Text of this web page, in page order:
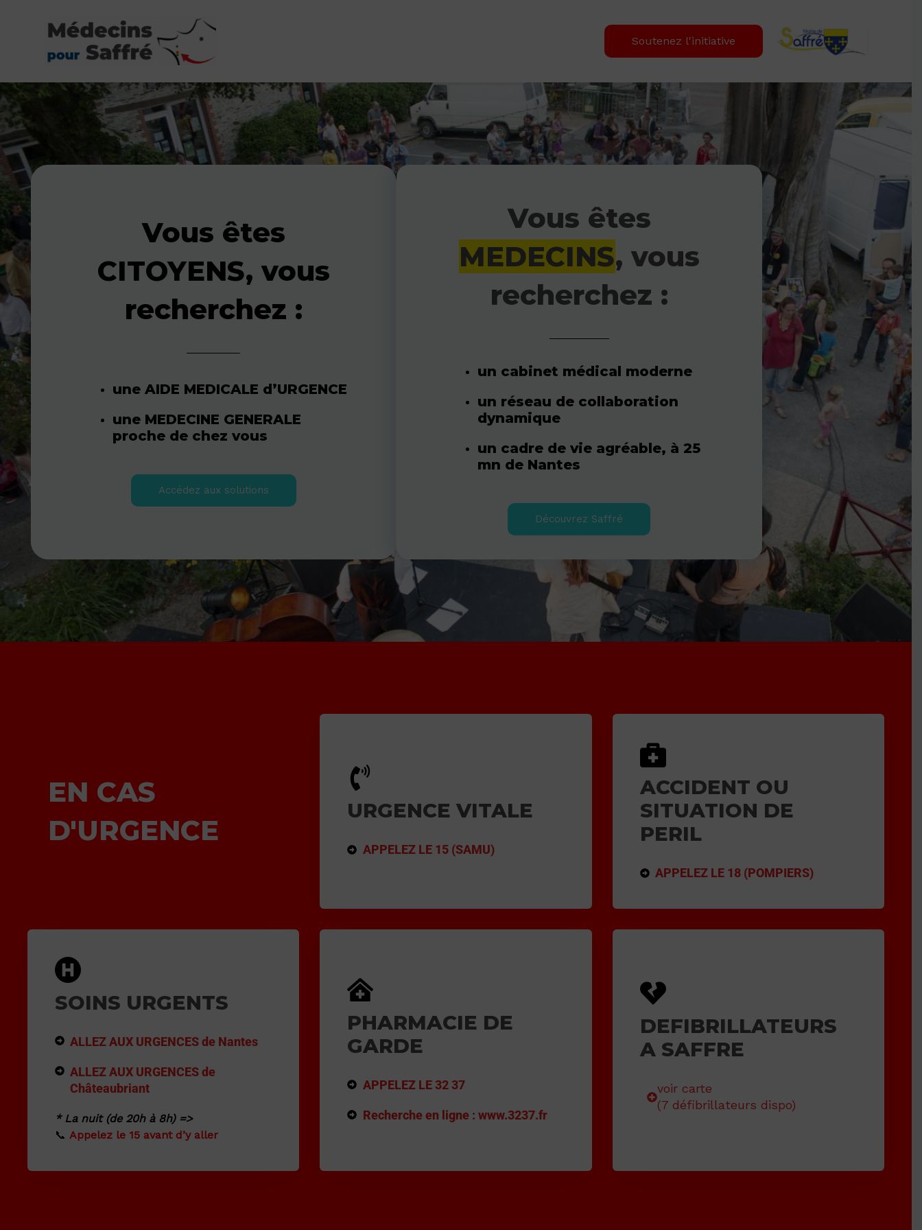
Soutenez l'initiative
Vous êtes
CITOYENS, vous
recherchez :
une AIDE MEDICALE d’URGENCE
une MEDECINE GENERALE
proche de chez vous
Accédez aux solutions
Vous êtes
MEDECINS, vous
recherchez :
un cabinet médical moderne
un réseau de collaboration
dynamique
un cadre de vie agréable, à 25
mn de Nantes
Découvrez Saffré
EN CAS
D'URGENCE
URGENCE VITALE
APPELEZ LE 15 (SAMU)
ACCIDENT OU
SITUATION DE
PERIL
APPELEZ LE 18 (POMPIERS)
SOINS URGENTS
ALLEZ AUX URGENCES de Nantes
ALLEZ AUX URGENCES de
Châteaubriant
* La nuit (de 20h à 8h) =>
📞 Appelez le 15 avant d’y aller
PHARMACIE DE
GARDE
APPELEZ LE 32 37
Recherche en ligne : www.3237.fr
DEFIBRILLATEURS
A SAFFRE
voir carte
(7 défibrillateurs dispo)